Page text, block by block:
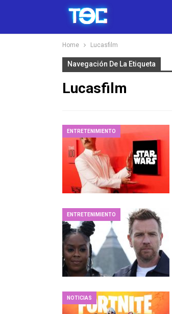
Home Lucasfilm
Navegación De La Etiqueta
Lucasfilm
ENTRETENIMIENTO
ENTRETENIMIENTO
NOTICIAS